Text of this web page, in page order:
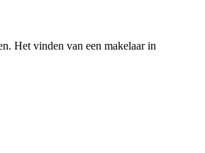
Het vinden van een makelaar in